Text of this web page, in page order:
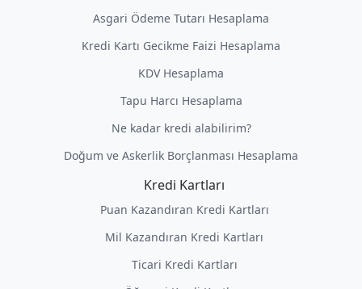
Asgari Ödeme Tutarı Hesaplama
Kredi Kartı Gecikme Faizi Hesaplama
KDV Hesaplama
Tapu Harcı Hesaplama
Ne kadar kredi alabilirim?
Doğum ve Askerlik Borçlanması Hesaplama
Kredi Kartları
Puan Kazandıran Kredi Kartları
Mil Kazandıran Kredi Kartları
Ticari Kredi Kartları